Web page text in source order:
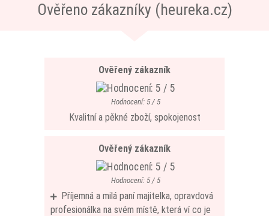
Ověřeno zákazníky (heureka.cz)
Ověřený zákazník
Hodnocení: 5 / 5
Kvalitní a pěkné zboží, spokojenost
Ověřený zákazník
Hodnocení: 5 / 5
Příjemná a milá paní majitelka, opravdová
profesionálka na svém místě, která ví co je